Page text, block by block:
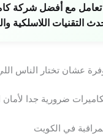
تعامل مع أفضل شركة
التقنيات اللاسلكية
عشان تختار الناس
ضرورية جدا لأمان
في الكويت